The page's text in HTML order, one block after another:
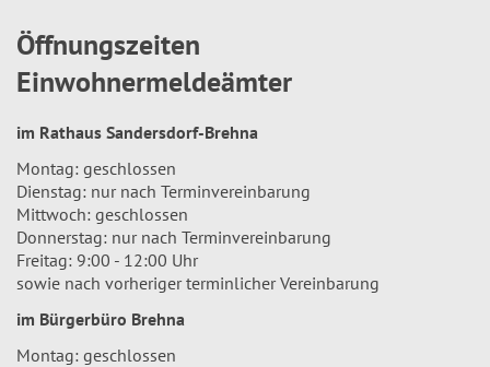
Öffnungszeiten
Einwohnermeldeämter
im Rathaus Sandersdorf-Brehna
Montag: geschlossen
Dienstag: nur nach Terminvereinbarung
Mittwoch: geschlossen
Donnerstag: nur nach Terminvereinbarung
Freitag: 9:00 - 12:00 Uhr
sowie nach vorheriger terminlicher Vereinbarung
im Bürgerbüro Brehna
Montag: geschlossen